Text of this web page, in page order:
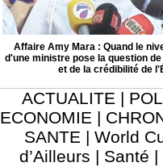
Affaire Amy Mara : Quand le
d'une ministre pose la question
et de la crédibilité de
ACTUALITE |
ECONOMIE |
SANTE | World
d’Ailleurs | Santé |